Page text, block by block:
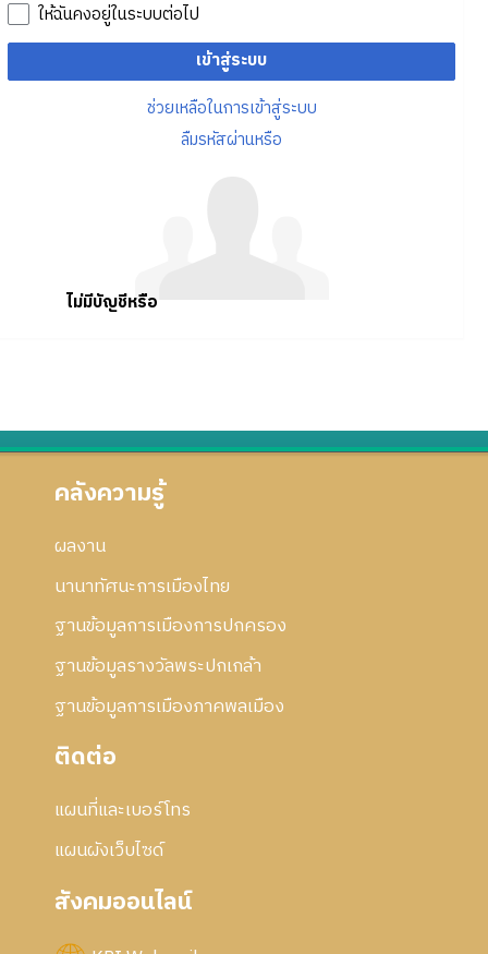
ให้ฉันคงอยู่ในระบบต่อไป
เข้าสู่ระบบ
ช่วยเหลือในการเข้าสู่ระบบ
ลืมรหัสผ่านหรือ
ไม่มีบัญชีหรือ
คลังความรู้
ผลงาน
นานาทัศนะการเมืองไทย
ฐานข้อมูลการเมืองการปกครอง
ฐานข้อมูลรางวัลพระปกเกล้า
ฐานข้อมูลการเมืองภาคพลเมือง
ติดต่อ
แผนที่และเบอร์โทร
แผนผังเว็บไซด์
สังคมออนไลน์